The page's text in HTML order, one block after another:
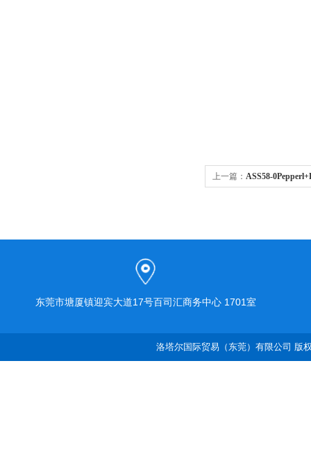
上一篇： ASS58-
东莞市塘厦镇迎宾大道17号百司汇商务中心 1701室
洛塔尔国际贸易（东莞）有限公司 版